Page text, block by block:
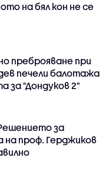
на бял кон не се
преброяване при
печели балотажа
за "Дондуков 2"
за
на проф. Герджиков